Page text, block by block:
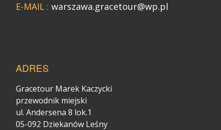
E-MAIL : warszawa.gracetour@wp.pl
ADRES
Gracetour Marek Kaczycki
przewodnik miejski
ul. Andersena 8 lok.1
05-092 Dziekanów Leśny